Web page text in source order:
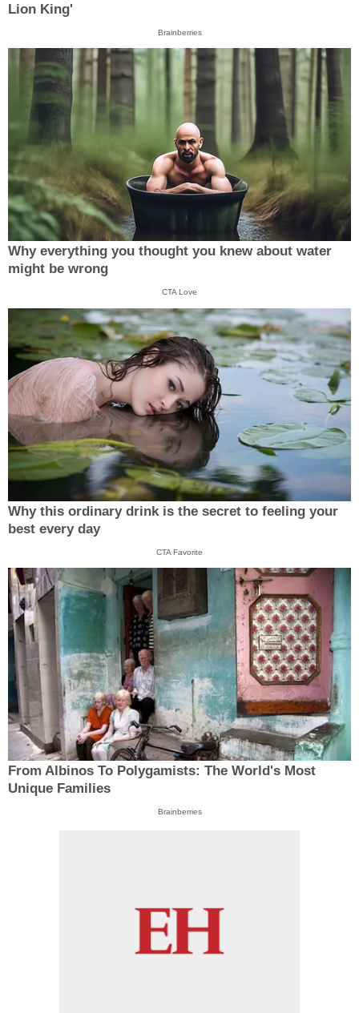
Lion King'
Brainberries
Why everything you thought you knew about water
might be wrong
CTA Love
Why this ordinary drink is the secret to feeling your
best every day
CTA Favorite
From Albinos To Polygamists: The World's Most
Unique Families
Brainberries